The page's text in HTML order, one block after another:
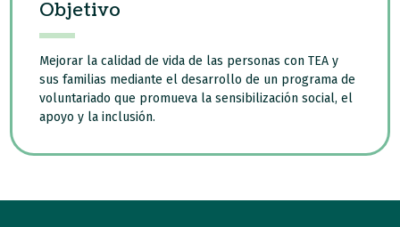
Objetivo
Mejorar la calidad de vida de las personas con TEA y
sus familias mediante el desarrollo de un programa de
voluntariado que promueva la sensibilización social, el
apoyo y la inclusión.